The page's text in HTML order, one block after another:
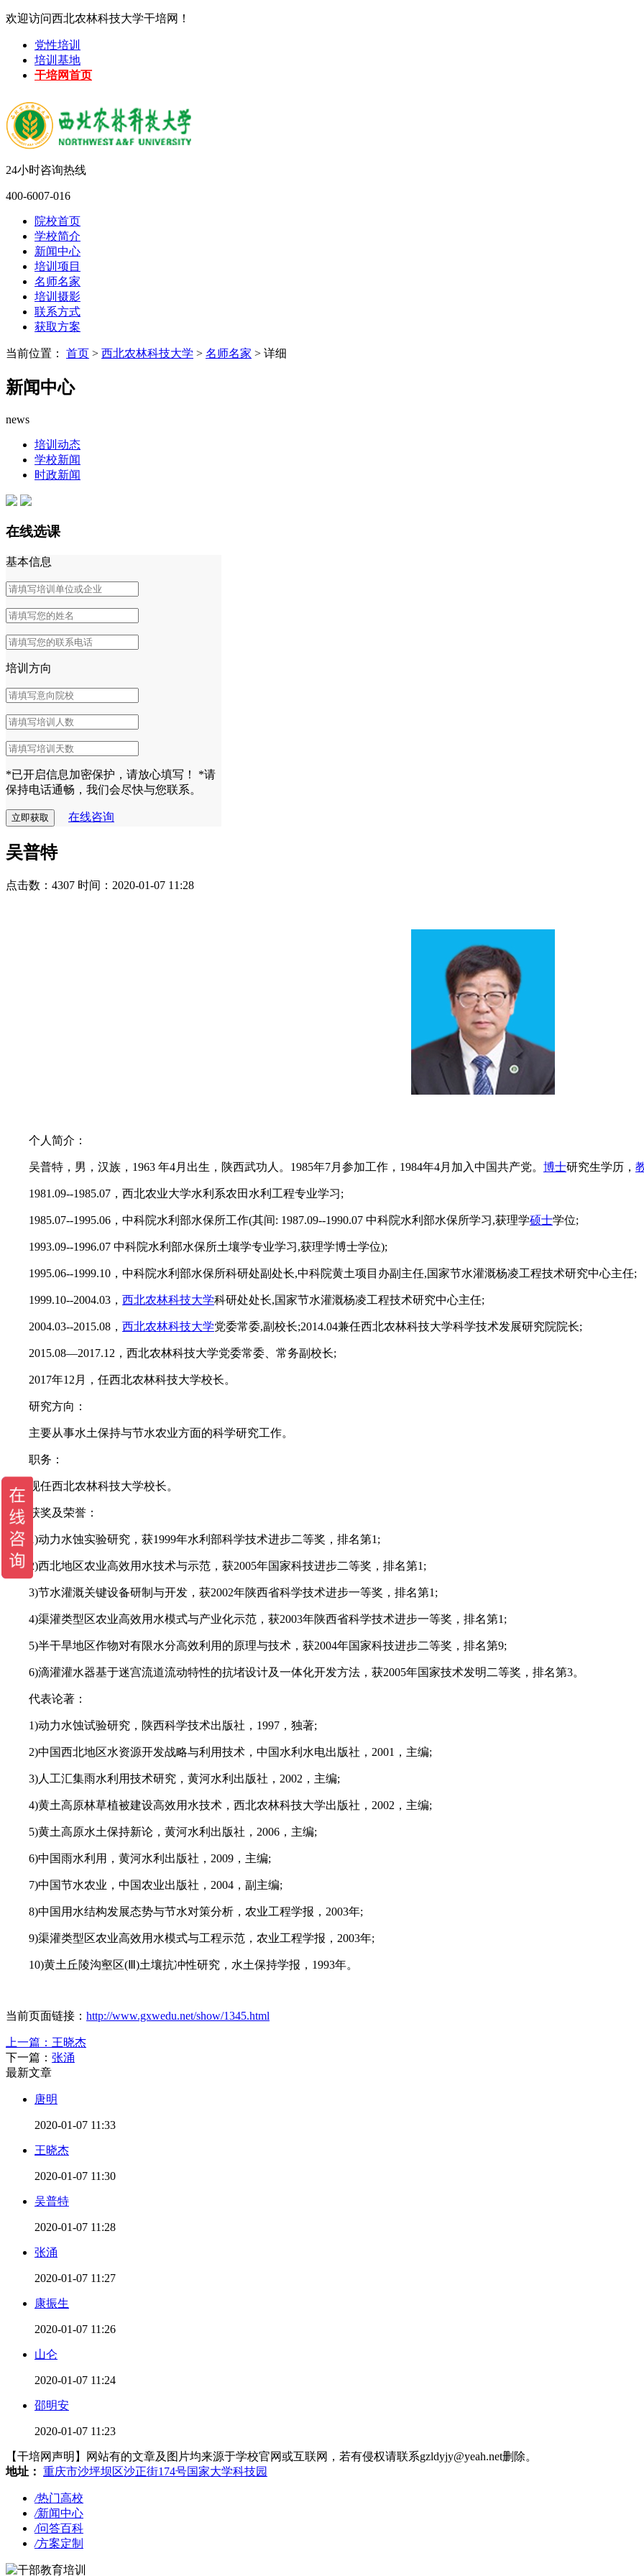
欢迎访问西北农林科技大学干培网！
党性培训
培训基地
干培网首页
24小时咨询热线
400-6007-016
院校首页
学校简介
新闻中心
培训项目
名师名家
培训摄影
联系方式
获取方案
当前位置： 首页 > 西北农林科技大学 > 名师名家 > 详细
新闻中心
news
培训动态
学校新闻
时政新闻
在线选课
基本信息
培训方向
*已开启信息加密保护，请放心填写！
*请
保持电话通畅，我们会尽快与您联系。
在线咨询
吴普特
点击数：4307 时间：2020-01-07 11:28
个人简介：
吴普特，男，汉族，1963 年4月出生，陕西武功人。1985年7月参加工作，1984年4月加入中国共产党。 博士研究生学历，
1981.09--1985.07，西北农业大学水利系农田水利工程专业学习;
1985.07--1995.06，中科院水利部水保所工作(其间: 1987.09--1990.07 中科院水利部水保所学习,获理学硕士学位;
1993.09--1996.07 中科院水利部水保所土壤学专业学习,获理学博士学位);
1995.06--1999.10，中科院水利部水保所科研处副处长,中科院黄土项目办副主任,国家节水灌溉杨凌工程技术研究中心主任;
1999.10--2004.03， 西北农林科技大学科研处处长,国家节水灌溉杨凌工程技术研究中心主任;
2004.03--2015.08， 西北农林科技大学党委常委,副校长;2014.04兼任西北农林科技大学科学技术发展研究院院长;
2015.08—2017.12，西北农林科技大学党委常委、常务副校长;
2017年12月，任西北农林科技大学校长。
研究方向：
主要从事水土保持与节水农业方面的科学研究工作。
职务：
现任西北农林科技大学校长。
获奖及荣誉：
1)动力水蚀实验研究，获1999年水利部科学技术进步二等奖，排名第1;
2)西北地区农业高效用水技术与示范，获2005年国家科技进步二等奖，排名第1;
3)节水灌溉关键设备研制与开发，获2002年陕西省科学技术进步一等奖，排名第1;
4)渠灌类型区农业高效用水模式与产业化示范，获2003年陕西省科学技术进步一等奖，排名第1;
5)半干旱地区作物对有限水分高效利用的原理与技术，获2004年国家科技进步二等奖，排名第9;
6)滴灌灌水器基于迷宫流道流动特性的抗堵设计及一体化开发方法，获2005年国家技术发明二等奖，排名第3。
代表论著：
1)动力水蚀试验研究，陕西科学技术出版社，1997，独著;
2)中国西北地区水资源开发战略与利用技术，中国水利水电出版社，2001，主编;
3)人工汇集雨水利用技术研究，黄河水利出版社，2002，主编;
4)黄土高原林草植被建设高效用水技术，西北农林科技大学出版社，2002，主编;
5)黄土高原水土保持新论，黄河水利出版社，2006，主编;
6)中国雨水利用，黄河水利出版社，2009，主编;
7)中国节水农业，中国农业出版社，2004，副主编;
8)中国用水结构发展态势与节水对策分析，农业工程学报，2003年;
9)渠灌类型区农业高效用水模式与工程示范，农业工程学报，2003年;
10)黄土丘陵沟壑区(Ⅲ)土壤抗冲性研究，水土保持学报，1993年。
当前页面链接： http://www.gxwedu.net/show/1345.html
上一篇： 王晓杰
下一篇： 张涌
最新文章
唐明
2020-01-07 11:33
王晓杰
2020-01-07 11:30
吴普特
2020-01-07 11:28
张涌
2020-01-07 11:27
康振生
2020-01-07 11:26
山仑
2020-01-07 11:24
邵明安
2020-01-07 11:23
【干培网声明】网站有的文章及图片均来源于学校官网或互联网，若有侵权请联系gzldyjy@yeah.net删除。
地址： 重庆市沙坪坝区沙正街174号国家大学科技园
/热门高校
/新闻中心
/问答百科
/方案定制